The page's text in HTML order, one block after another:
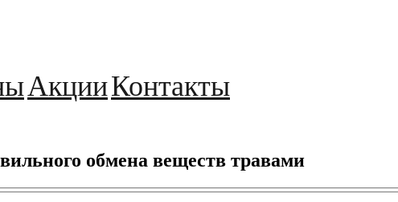
АкцииКонтакты
обмена веществ травами